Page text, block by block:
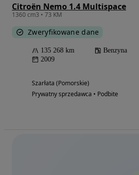
Citroën Nemo 1.4 Multispace
1360 cm3 • 73 KM
Zweryfikowane dane
135 268 km Benzyna
2009
Szarłata (Pomorskie)
Prywatny sprzedawca • Podbite